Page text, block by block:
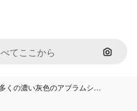
画像で
くの濃い灰色のアブラムシ…